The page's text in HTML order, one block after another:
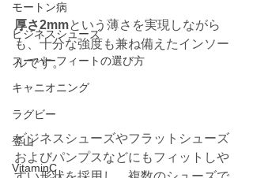
モートン病
ビジネスシューズ
スーパーフィートの選び方
キャニオニング
ラグビー
登山
VitaminC
厚さ2mmという薄さを実現しながら
も、十分な強度も兼ね備えたインソー
ルです。
ビジネスシューズやフラットシューズ
およびパンプスなどにもフィットしや